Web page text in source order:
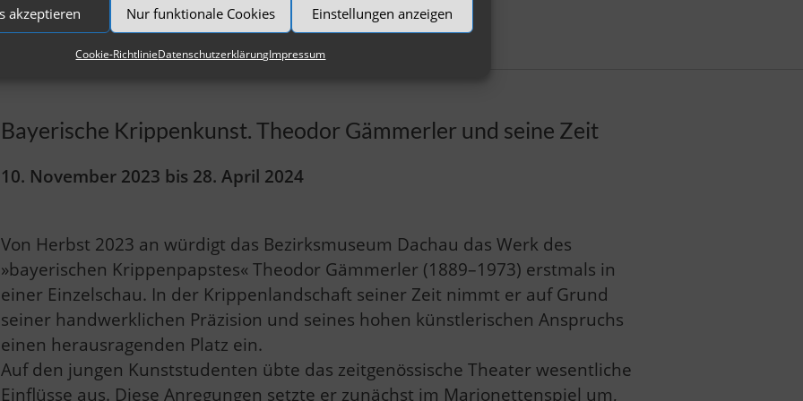
akzeptieren Nur funktionale Cookies Einstellungen anzeigen
Cookie-RichtlinieDatenschutzerklärungImpressum
Bild: Backstube der Bäckerei Reim in Dachau, um 1918, Slg. Waltraud Fellner Dachau
Bayerische Krippenkunst. Theodor Gämmerler und seine Zeit
10. November 2023 bis 28. April 2024
Von Herbst 2023 an würdigt das Bezirksmuseum Dachau das Werk des
»bayerischen Krippenpapstes« Theodor Gämmerler (1889–1973) erstmals in
einer Einzelschau. In der Krippenlandschaft seiner Zeit nimmt er auf Grund
seiner handwerklichen Präzision und seines hohen künstlerischen Anspruchs
einen herausragenden Platz ein.
Auf den jungen Kunststudenten übte das zeitgenössische Theater wesentliche
Einflüsse aus. Diese Anregungen setzte er zunächst im Marionettenspiel um,